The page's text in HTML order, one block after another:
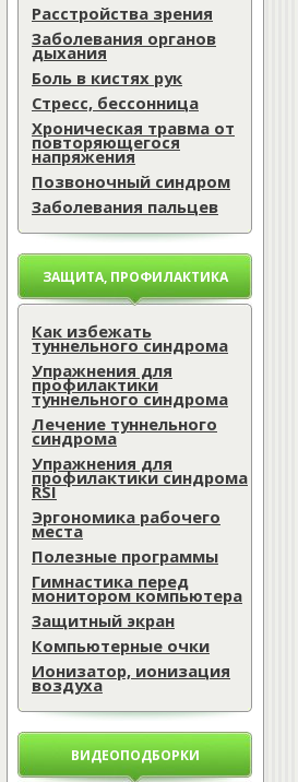
Расстройства зрения
Заболевания органов
дыхания
Боль в кистях рук
Стресс, бессонница
Хроническая травма от
повторяющегося
напряжения
Позвоночный синдром
Заболевания пальцев
ЗАЩИТА, ПРОФИЛАКТИКА
Как избежать
туннельного синдрома
Упражнения для
профилактики
туннельного синдрома
Лечение туннельного
синдрома
Упражнения для
профилактики синдрома
RSI
Эргономика рабочего
места
Полезные программы
Гимнастика перед
монитором компьютера
Защитный экран
Компьютерные очки
Ионизатор, ионизация
воздуха
ВИДЕОПОДБОРКИ